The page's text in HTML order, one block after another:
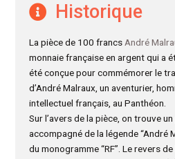
Historique
La pièce de 100 francs André
monnaie française en argent qui a
été conçue pour commémorer le
d’André Malraux, un aventurier,
intellectuel français, au Panthéon.
Sur l’avers de la pièce, on trouve
accompagné de la légende “André
du monogramme “RF”. Le revers